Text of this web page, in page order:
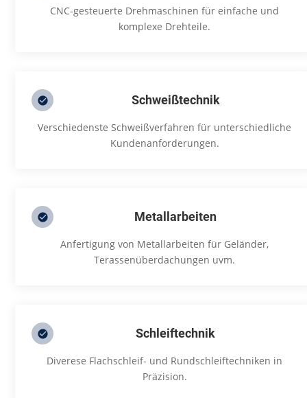
CNC-gesteuerte Drehmaschinen für einfache und
komplexe Drehteile.
Schweißtechnik
Verschiedenste Schweißverfahren für unterschiedliche
Kundenanforderungen.
Metallarbeiten
Anfertigung von Metallarbeiten für Geländer,
Terassenüberdachungen uvm.
Schleiftechnik
Diverese Flachschleif- und Rundschleiftechniken in
Präzision.